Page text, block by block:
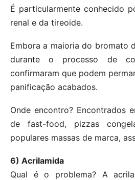
É particularmente conhecido
renal e da tireoide.
Embora a maioria do bromato
durante o processo de
confirmaram que podem
panificação acabados.
Onde encontro? Encontrados
de fast-food, pizzas
populares massas de marca,
6) Acrilamida
Qual é o problema? A